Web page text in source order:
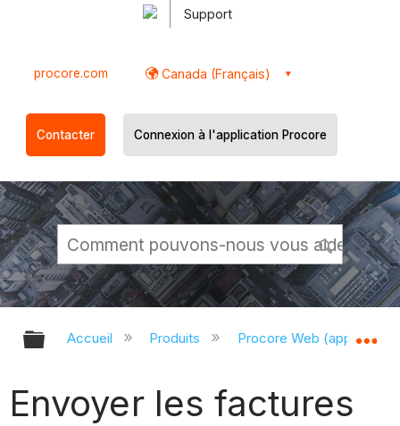
Support
procore.com Canada (Français)
Contacter Connexion à l'application Procore
Développer/réduire la hiérarchie
Accueil Produits Procore Web
Envoyer les factures